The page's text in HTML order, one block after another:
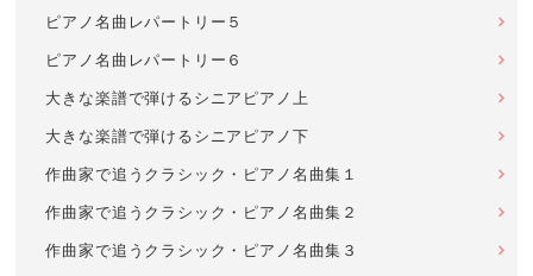
ピアノ名曲レパートリー５
ピアノ名曲レパートリー６
大きな楽譜で弾けるシニアピアノ上
大きな楽譜で弾けるシニアピアノ下
作曲家で追うクラシック・ピアノ名曲集１
作曲家で追うクラシック・ピアノ名曲集２
作曲家で追うクラシック・ピアノ名曲集３